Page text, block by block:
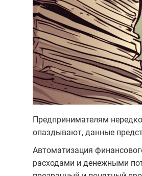
Предпринимателям
опаздывают, данные
Автоматизация
расходами и денежными